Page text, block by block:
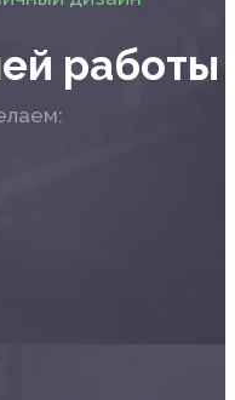
работы